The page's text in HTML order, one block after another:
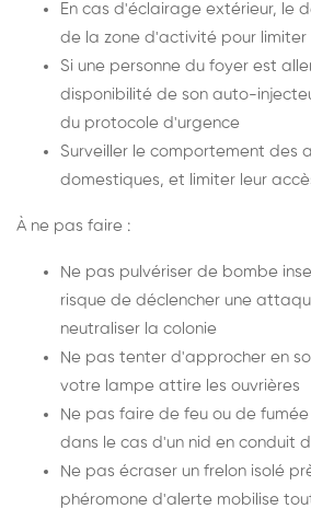
En cas d'éclairage extérieur, le
de la zone d'activité pour
Si une personne du foyer est
disponibilité de son auto-
du protocole d'urgence
Surveiller le comportement des
domestiques, et limiter leur
À ne pas faire :
Ne pas pulvériser de bombe
risque de déclencher une
neutraliser la colonie
Ne pas tenter d'approcher en
votre lampe attire les ouvrières
Ne pas faire de feu ou de
dans le cas d'un nid en conduit
Ne pas écraser un frelon isolé
phéromone d'alerte mobilise